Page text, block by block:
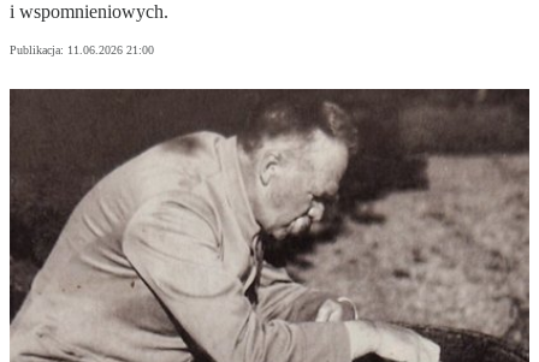
i wspomnieniowych.
Publikacja: 11.06.2026 21:00